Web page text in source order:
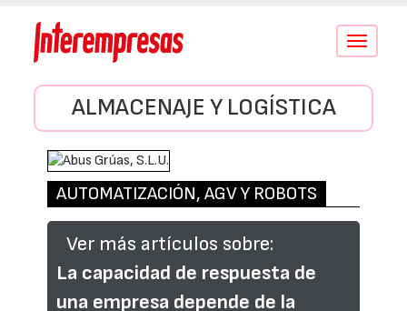
Conmutar
ALMACENAJE Y LOGÍSTICA
AUTOMATIZACIÓN, AGV Y ROBOTS
Ver más artículos sobre:
La capacidad de respuesta de
una empresa depende de la